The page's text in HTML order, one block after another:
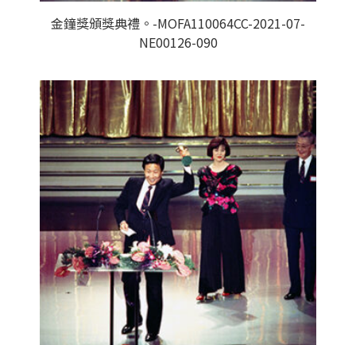
金鐘獎頒獎典禮。-MOFA110064CC-2021-07-
NE00126-090